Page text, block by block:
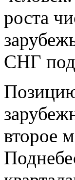
роста
СНГ
второе